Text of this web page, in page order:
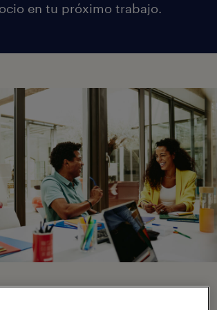
en tu próximo trabajo.
roles